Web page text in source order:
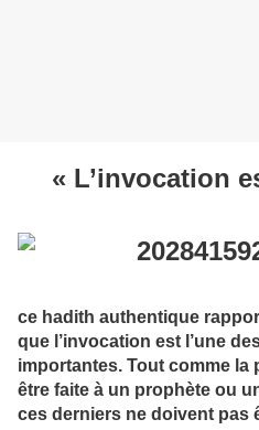
« L’invocation
ce hadith authentique
que l’invocation est l’une
importantes. Tout comme la
être faite à un prophète ou
ces derniers ne doivent pas